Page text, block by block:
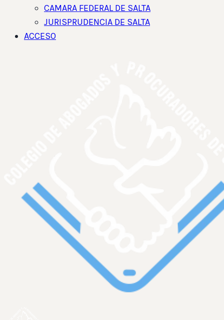
CAMARA FEDERAL DE SALTA
JURISPRUDENCIA DE SALTA
ACCESO